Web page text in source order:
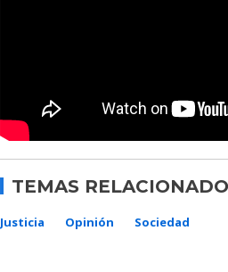
TEMAS
Justicia Opinión Sociedad